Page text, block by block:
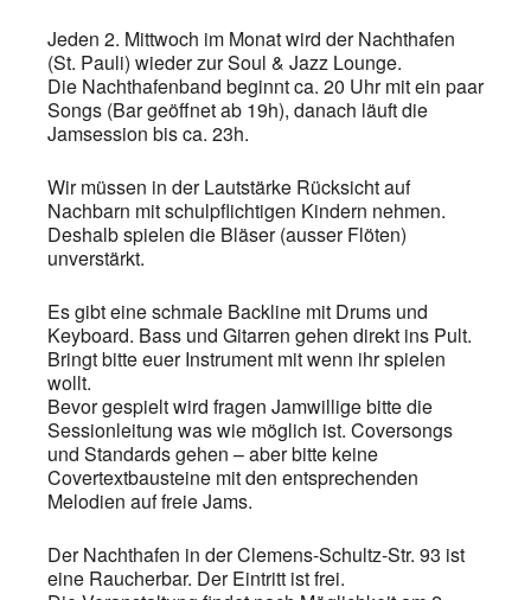
Jeden 2. Mittwoch im Monat wird der Nachthafen
(St. Pauli) wieder zur Soul & Jazz Lounge.
Die Nachthafenband beginnt ca. 20 Uhr mit ein paar
Songs (Bar geöffnet ab 19h), danach läuft die
Jamsession bis ca. 23h.
Wir müssen in der Lautstärke Rücksicht auf
Nachbarn mit schulpflichtigen Kindern nehmen.
Deshalb spielen die Bläser (ausser Flöten)
unverstärkt.
Es gibt eine schmale Backline mit Drums und
Keyboard. Bass und Gitarren gehen direkt ins Pult.
Bringt bitte euer Instrument mit wenn ihr spielen
wollt.
Bevor gespielt wird fragen Jamwillige bitte die
Sessionleitung was wie möglich ist. Coversongs
und Standards gehen – aber bitte keine
Covertextbausteine mit den entsprechenden
Melodien auf freie Jams.
Der Nachthafen in der Clemens-Schultz-Str. 93 ist
eine Raucherbar. Der Eintritt ist frei.